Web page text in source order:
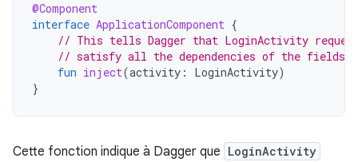
@Component
interface ApplicationComponent {
// This tells Dagger that LoginActivity
// satisfy all the dependencies of the fields
fun inject(activity : LoginActivity)
}
Cette fonction indique à Dagger que LoginActivity